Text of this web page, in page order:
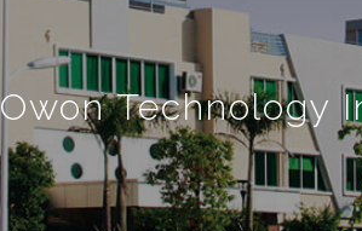
Owon Technology